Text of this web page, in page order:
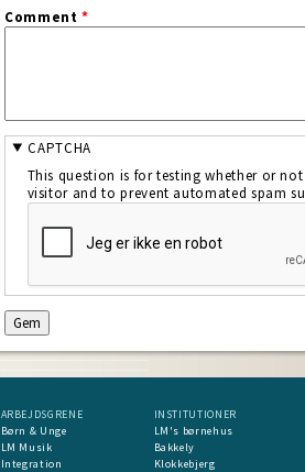
Comment*
CAPTCHA
This question is for testing whether or
visitor and to prevent automated spam
ARBEJDSGRENE
Børn & Unge
LM Musik
Integration
INSTITUTIONER
LM's børnehus
Bakkely
Klokkebjerg